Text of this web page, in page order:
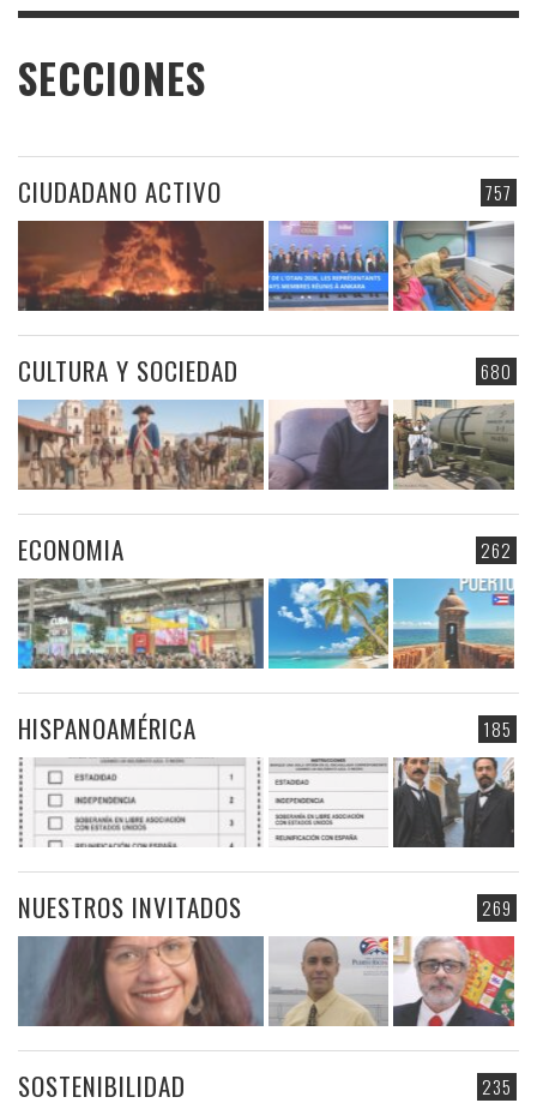
SECCIONES
757
CIUDADANO ACTIVO
680
CULTURA Y SOCIEDAD
262
ECONOMIA
185
HISPANOAMÉRICA
269
NUESTROS INVITADOS
235
SOSTENIBILIDAD